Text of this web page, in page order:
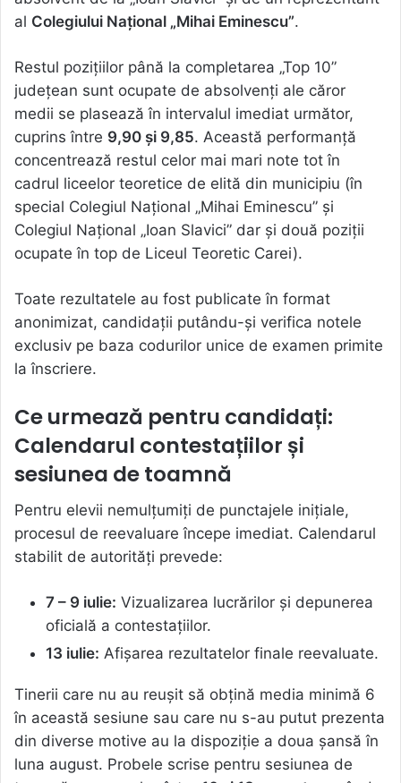
al Colegiului Național „Mihai Eminescu”.
Restul pozițiilor până la completarea „Top 10”
județean sunt ocupate de absolvenți ale căror
medii se plasează în intervalul imediat următor,
cuprins între 9,90 și 9,85. Această performanță
concentrează restul celor mai mari note tot în
cadrul liceelor teoretice de elită din municipiu (în
special Colegiul Național „Mihai Eminescu” și
Colegiul Național „Ioan Slavici” dar și două poziții
ocupate în top de Liceul Teoretic Carei).
Toate rezultatele au fost publicate în format
anonimizat, candidații putându-și verifica notele
exclusiv pe baza codurilor unice de examen primite
la înscriere.
Ce urmează pentru candidați:
Calendarul contestațiilor și
sesiunea de toamnă
Pentru elevii nemulțumiți de punctajele inițiale,
procesul de reevaluare începe imediat. Calendarul
stabilit de autorități prevede:
7 – 9 iulie: Vizualizarea lucrărilor și depunerea
oficială a contestațiilor.
13 iulie: Afișarea rezultatelor finale reevaluate.
Tinerii care nu au reușit să obțină media minimă 6
în această sesiune sau care nu s-au putut prezenta
din diverse motive au la dispoziție a doua șansă în
luna august. Probele scrise pentru sesiunea de